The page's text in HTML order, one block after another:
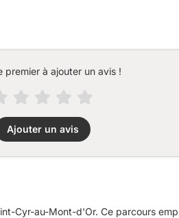
premier à ajouter un avis !
Ajouter un avis
Cyr-au-Mont-d'Or. Ce parcours